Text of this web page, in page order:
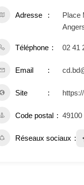
Adresse
Place
Téléphone 02 41
Email
Site
Code postal 49100
Réseaux sociaux